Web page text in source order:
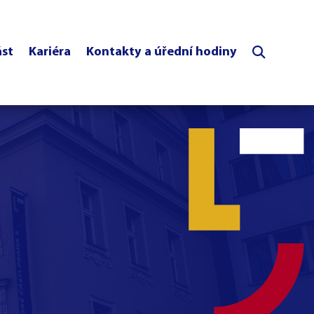
Kariéra Kontakty a úřední hodiny